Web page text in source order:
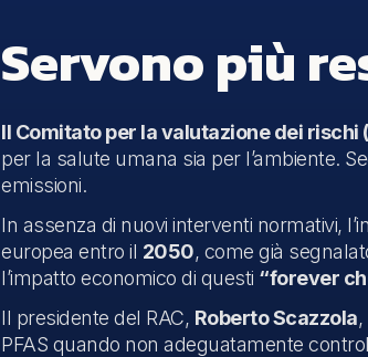
Servono più
Il Comitato per la valutazione dei rischi
per la salute umana sia per l’ambiente.
emissioni.
In assenza di nuovi interventi normativi,
europea entro il 2050, come già
l’impatto economico di questi “forever
Il presidente del RAC, Roberto Scazzola
PFAS quando non adeguatamente